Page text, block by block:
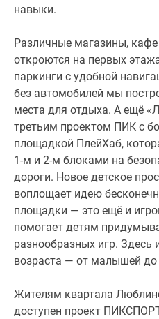
навыки.
Различные магазины, кафе
откроются на первых
паркинги с удобной
без автомобилей мы
места для отдыха. А ещё
третьим проектом ПИК с
площадкой ПлейХаб,
1-м и 2-м блоками на
дороги. Новое детское
воплощает идею
площадки — это ещё и
помогает детям
разнообразных игр. Здесь
возраста — от малышей до
Жителям квартала
доступен проект